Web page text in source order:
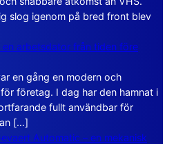
slog igenom på bred front blev
arbetsdator från tiden före
en gång en modern och
företag. I dag har den hamnat i
fullt användbar för
[…]
Automatic – en mekanisk